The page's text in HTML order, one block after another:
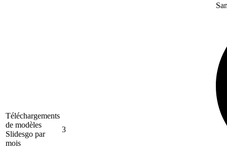
Téléchargements
de modèles
Slidesgo par
mois
3